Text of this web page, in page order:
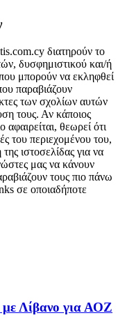
διατηρούν το
δυσφημιστικού και/ή
μπορούν να εκληφθεί
παραβιάζουν
των σχολίων αυτών
τους. Αν κάποιος
θεωρεί ότι
του περιεχομένου του,
ιστοσελίδας για να
μας να κάνουν
τους πιο πάνω
σε οποιαδήποτε
Λίβανο για ΑΟΖ